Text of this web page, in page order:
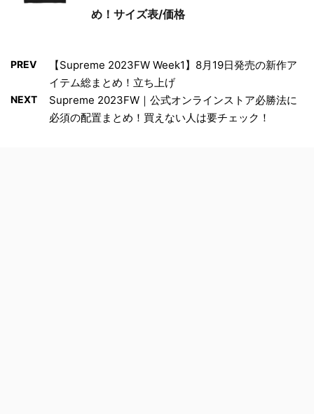
め！サイズ表/価格
PREV
【Supreme 2023FW Week1】8月19日発売の新作ア
イテム総まとめ！立ち上げ
NEXT
Supreme 2023FW｜公式オンラインストア必勝法に
必須の配置まとめ！買えない人は要チェック！